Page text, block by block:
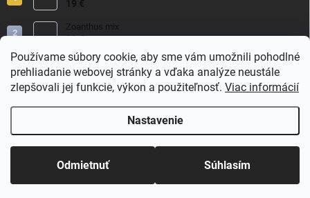
Používame súbory cookie, aby sme vám umožnili pohodlné
prehliadanie webovej stránky a vďaka analýze neustále
zlepšovali jej funkcie, výkon a použiteľnosť. Viac informácií
Nastavenie
Odmietnuť Súhlasím
19 €
Zoanthus mix
19 €
Acropora valida
15 €
Copyright 2026Koraly.sk. Všetky práva vyhradené.